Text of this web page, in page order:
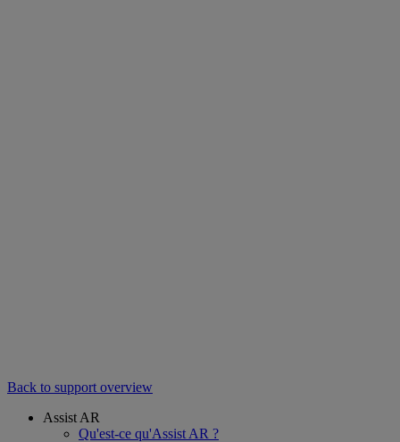
Back to support overview
Assist AR
Qu'est-ce qu'Assist AR ?